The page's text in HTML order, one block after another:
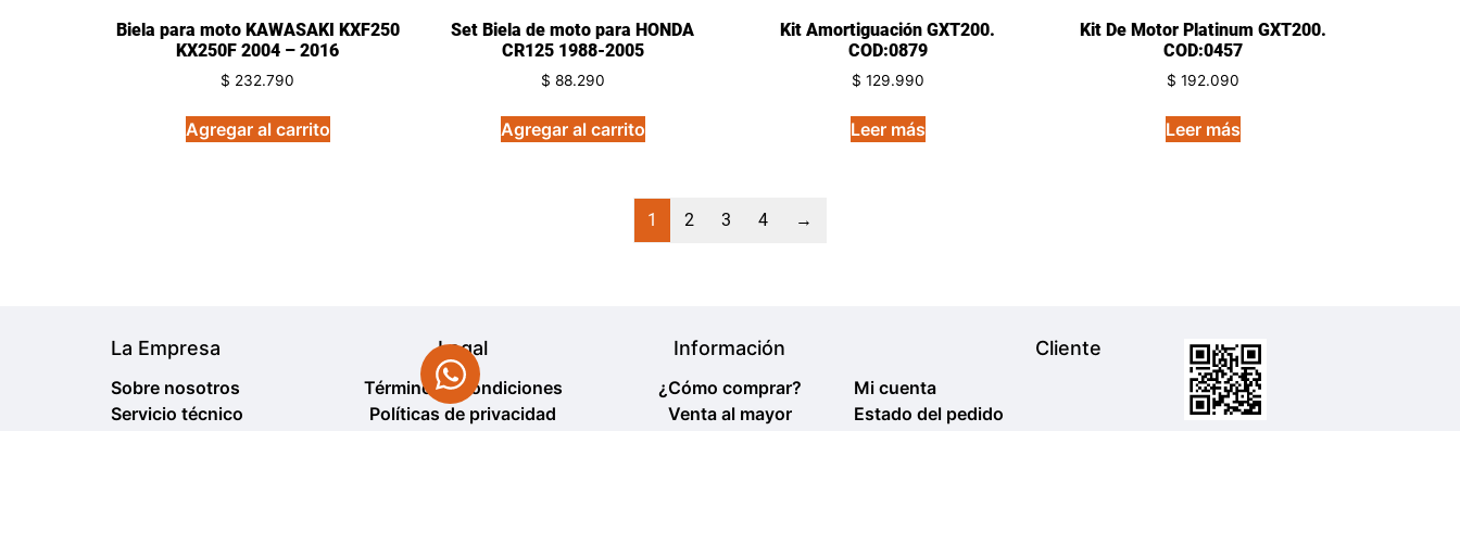
Biela para moto KAWASAKI KXF250
KX250F 2004 – 2016
$ 232.790
Agregar al carrito
Set Biela de moto para HONDA
CR125 1988-2005
$ 88.290
Agregar al carrito
Kit Amortiguación GXT200.
COD:0879
$ 129.990
Leer más
Kit De Motor Platinum GXT200.
COD:0457
$ 192.090
Leer más
1 2 3 4 →
La Empresa
Sobre nosotros
Servicio técnico
Legal
Términos y condiciones
Políticas de privacidad
Información
¿Cómo comprar?
Venta al mayor
Cliente
Mi cuenta
Estado del pedido